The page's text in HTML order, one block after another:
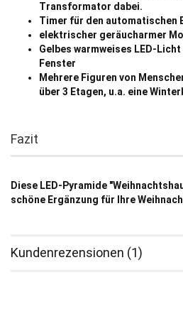
Transformator dabei.
Timer für den automatischen
elektrischer geräucharmer
Gelbes warmweises LED-
Fenster
Mehrere Figuren von
über 3 Etagen, u.a. eine
Fazit
Diese LED-Pyramide
schöne Ergänzung für Ihre
Kundenrezensionen (1)